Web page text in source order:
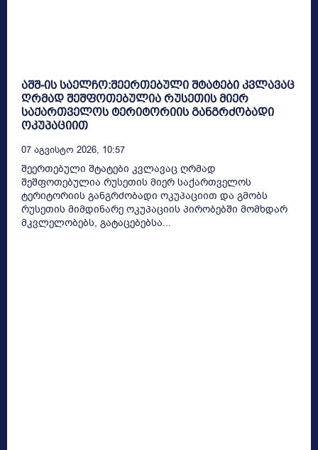
აშშ-ის საელჩო:შეერთებული შტატები კვლავაც
ღრმად შეშფოთებულია რუსეთის მიერ
საქართველოს ტერიტორიის განგრძობადი
ოკუპაციით
07 Აგვისტო 2026, 10:57
შეერთებული შტატები კვლავაც ღრმად
შეშფოთებულია რუსეთის მიერ საქართველოს
ტერიტორიის განგრძობადი ოკუპაციით და გმობს
რუსეთის მიმდინარე ოკუპაციის პირობებში მომხდარ
მკვლელობებს, გატაცებებსა...